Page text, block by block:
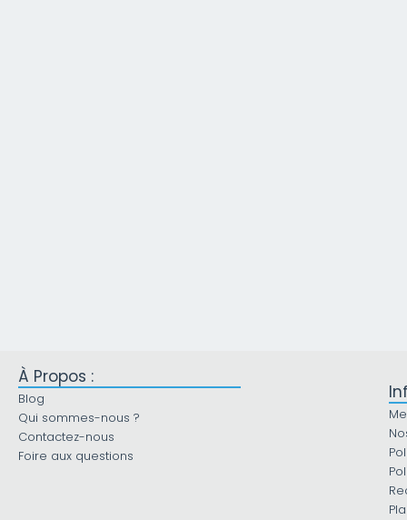
À Propos :
Blog
Qui sommes-nous ?
Contactez-nous
Foire aux questions